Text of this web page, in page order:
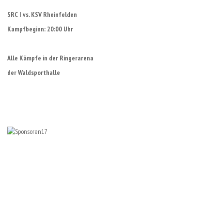
SRC I vs. KSV Rheinfelden
Kampfbeginn: 20:00 Uhr
Alle Kämpfe in der Ringerarena
der Waldsporthalle